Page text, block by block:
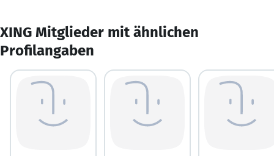
XING Mitglieder mit ähnlichen
Profilangaben